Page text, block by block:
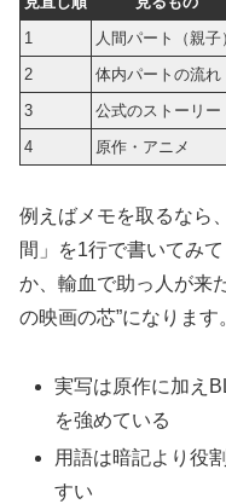
1
人間パート（親子
2
体内パートの流れ
3
公式のストーリー
4
原作・アニメ
例えばメモを取るなら
間」を1行で書いてみ
か、輸血で助っ人が来
の映画の芯”になります
実写は原作に加え
を強めている
用語は暗記より役
すい